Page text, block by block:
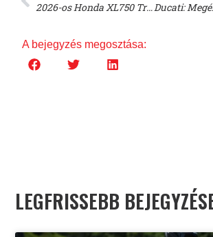
2026-os Honda XL750 Transalp: Új E-Clutch technológiával!
A bejegyzés megosztása:
LEGFRISSEBB